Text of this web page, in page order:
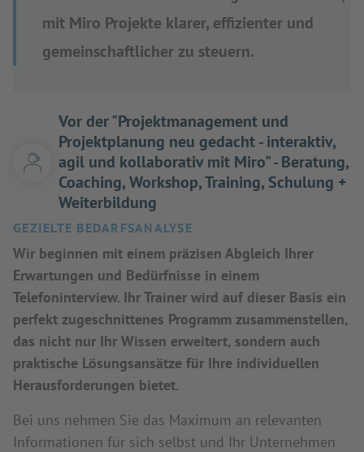
mit Miro Projekte klarer, effizienter und
gemeinschaftlicher zu steuern.
Vor der "Projektmanagement und
Projektplanung neu gedacht - interaktiv,
agil und kollaborativ mit Miro" - Beratung,
Coaching, Workshop, Training, Schulung +
Weiterbildung
GEZIELTE BEDARFSANALYSE
Wir beginnen mit einem präzisen Abgleich Ihrer
Erwartungen und Bedürfnisse in einem
Telefoninterview. Ihr Trainer wird auf dieser Basis ein
perfekt zugeschnittenes Programm zusammenstellen,
das nicht nur Ihr Wissen erweitert, sondern auch
praktische Lösungsansätze für Ihre individuellen
Herausforderungen bietet.
Bei uns nehmen Sie das Maximum an relevanten
Informationen für sich selbst und Ihr Unternehmen